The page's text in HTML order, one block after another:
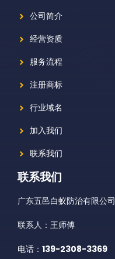
公司简介
经营资质
服务流程
注册商标
行业域名
加入我们
联系我们
联系我们
广东五邑白蚁防治有限公司
联系人：王师傅
电话： 139-2308-3369